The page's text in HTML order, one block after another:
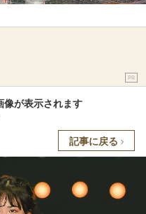
PR
像が表示されます
記事に戻る